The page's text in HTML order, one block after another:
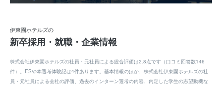
伊東園ホテルズの
新卒採用・就職・企業情報
株式会社伊東園ホテルズの社員・元社員による総合評価は2.8点です（口コミ回答数146
件）。ESや本選考体験記は4件あります。基本情報のほか、株式会社伊東園ホテルズの社
員・元社員による会社の評価、過去のインターン選考の内容、内定した学生の志望動機な